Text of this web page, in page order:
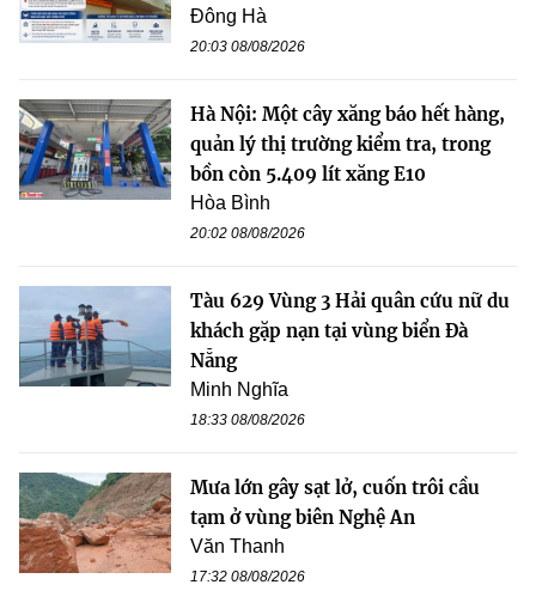
Đông Hà
20:03 08/08/2026
Hà Nội: Một cây xăng báo hết hàng,
quản lý thị trường kiểm tra, trong
bồn còn 5.409 lít xăng E10
Hòa Bình
20:02 08/08/2026
Tàu 629 Vùng 3 Hải quân cứu nữ du
khách gặp nạn tại vùng biển Đà
Nẵng
Minh Nghĩa
18:33 08/08/2026
Mưa lớn gây sạt lở, cuốn trôi cầu
tạm ở vùng biên Nghệ An
Văn Thanh
17:32 08/08/2026